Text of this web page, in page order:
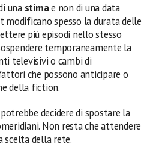
una stimae non di una data
modificano spesso la durata delle
più episodi nello stesso
temporaneamente la
televisivi o cambi di
che possono anticipare o
della fiction.
decidere di spostare la
Non resta che attendere
scelta della rete.